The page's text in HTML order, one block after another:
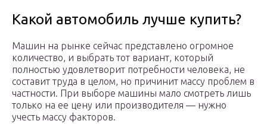
Какой автомобиль лучше купить?
Машин на рынке сейчас представлено огромное
количество, и выбрать тот вариант, который
полностью удовлетворит потребности человека, не
составит труда в целом, но причинит массу проблем в
частности. При выборе машины мало смотреть лишь
только на ее цену или производителя — нужно
учесть массу факторов.